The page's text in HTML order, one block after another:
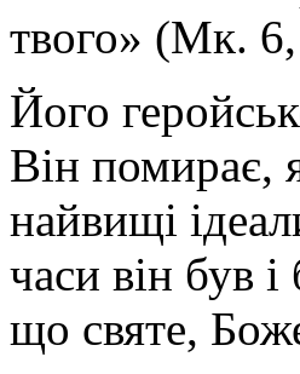
твого» (Мк.
Його
Він помирає,
найвищі
часи він був
що святе,